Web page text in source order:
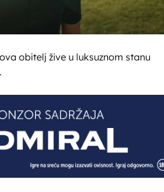
obitelj žive u luksuznom stanu